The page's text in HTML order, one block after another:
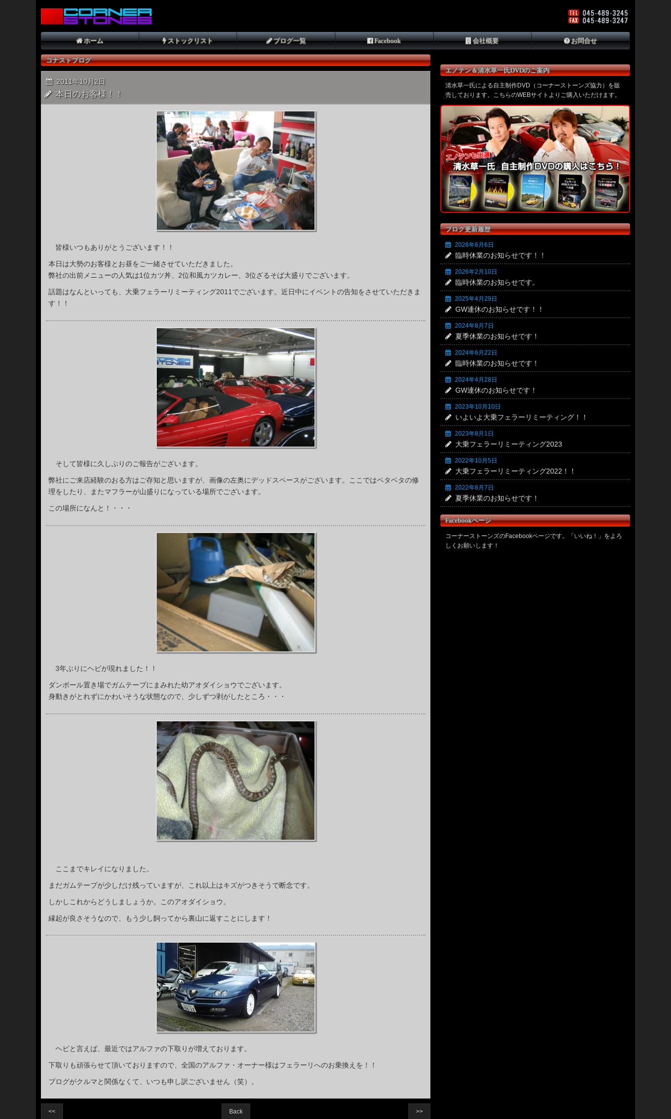
ホーム ストックリスト ブログ一覧 Facebook 会社概要 お問合せ
コナストブログ
2011年10月2日
本日のお客様！！
皆様いつもありがとうございます！！
本日は大勢のお客様とお昼をご一緒させていただきました。
弊社の出前メニューの人気は1位カツ丼、2位和風カツカレー、3位ざるそば大盛りでございます。
話題はなんといっても、大乗フェラーリミーティング2011でございます。近日中にイベントの告知をさせていただきま
す！！
そして皆様に久しぶりのご報告がございます。
弊社にご来店経験のおる方はご存知と思いますが、画像の左奥にデッドスペースがございます。ここではベタベタの修
理をしたり、またマフラーが山盛りになっている場所でございます。
この場所になんと！・・・
3年ぶりにヘビが現れました！！
ダンボール置き場でガムテープにまみれた幼アオダイショウでございます。
身動きがとれずにかわいそうな状態なので、少しずつ剥がしたところ・・・
ここまでキレイになりました。
まだガムテープが少しだけ残っていますが、これ以上はキズがつきそうで断念です。
しかしこれからどうしましょうか。このアオダイショウ。
縁起が良さそうなので、もう少し飼ってから裏山に返すことにします！
ヘビと言えば、最近ではアルファの下取りが増えております。
下取りも頑張らせて頂いておりますので、全国のアルファ・オーナー様はフェラーリへのお乗換えを！！
ブログがクルマと関係なくて、いつも申し訳ございません（笑）。
<< Back >>
エノテン＆清水草一氏DVDのご案内
清水草一氏による自主制作DVD（コーナーストーンズ協力）を販
売しております。こちらのWEBサイトよりご購入いただけます。
ブログ更新履歴
2026年6月6日
臨時休業のお知らせです！！
2026年2月10日
臨時休業のお知らせです。
2025年4月29日
GW連休のお知らせです！！
2024年8月7日
夏季休業のお知らせです！
2024年6月22日
臨時休業のお知らせです！
2024年4月28日
GW連休のお知らせです！
2023年10月10日
いよいよ大乗フェラーリミーティング！！
2023年8月1日
大乗フェラーリミーティング2023
2022年10月5日
大乗フェラーリミーティング2022！！
2022年8月7日
夏季休業のお知らせです！
Facebookページ
コーナーストーンズのFacebookページです。「いいね！」をよろ
しくお願いします！